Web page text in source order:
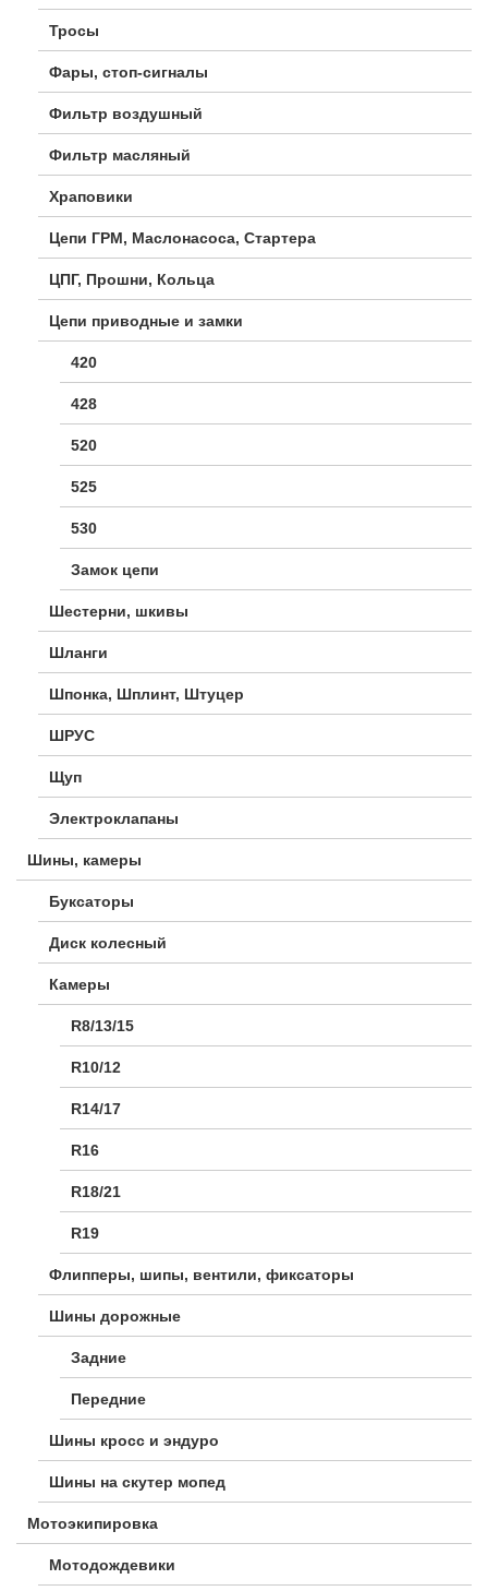
Тросы
Фары, стоп-сигналы
Фильтр воздушный
Фильтр масляный
Храповики
Цепи ГРМ, Маслонасоса, Стартера
ЦПГ, Прошни, Кольца
Цепи приводные и замки
420
428
520
525
530
Замок цепи
Шестерни, шкивы
Шланги
Шпонка, Шплинт, Штуцер
ШРУС
Щуп
Электроклапаны
Шины, камеры
Буксаторы
Диск колесный
Камеры
R8/13/15
R10/12
R14/17
R16
R18/21
R19
Флипперы, шипы, вентили, фиксаторы
Шины дорожные
Задние
Передние
Шины кросс и эндуро
Шины на скутер мопед
Мотоэкипировка
Мотодождевики